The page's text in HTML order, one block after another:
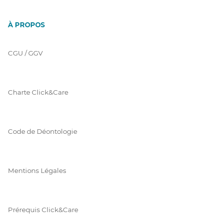
À PROPOS
CGU / GGV
Charte Click&Care
Code de Déontologie
Mentions Légales
Prérequis Click&Care